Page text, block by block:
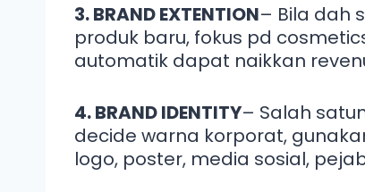
3. BRAND EXTENTION– Bila dah
produk baru, fokus pd
automatik dapat naikkan
4. BRAND IDENTITY– Salah
decide warna korporat,
logo, poster, media sosial,